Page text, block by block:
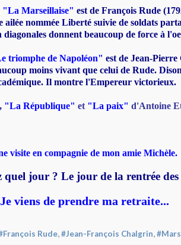
"La Marseillaise" est de François Rude
ailée nommée Liberté suivie de soldats
diagonales donnent beaucoup de force à
triomphe de Napoléon" est de Jean-
moins vivant que celui de Rude.
Il montre l'Empereur victorieux.
"La République" et "La paix" d'Antoine
visite en compagnie de mon amie Michèle.
quel jour ? Le jour de la rentrée des
Je viens de prendre ma retraite...
Rude,#Jean-François Chalgrin,